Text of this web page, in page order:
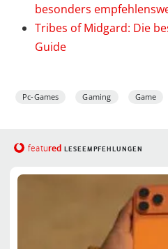
besonders
Tribes of Midgard: Die
Guide
Pc-Games Gaming Game
featured LESEEMPFEHLUNGEN